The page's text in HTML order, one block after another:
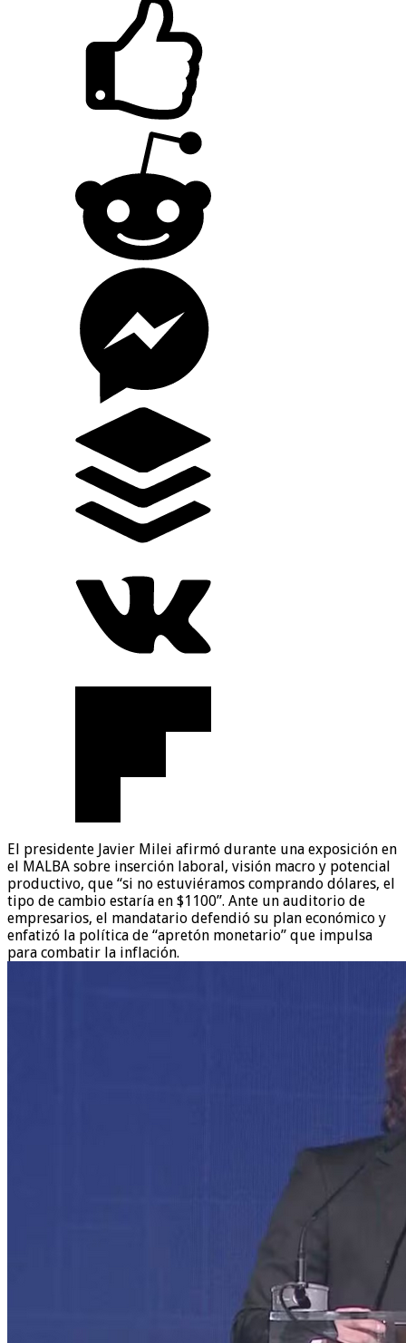
El presidente Javier Milei afirmó durante una exposición en
el MALBA sobre inserción laboral, visión macro y potencial
productivo, que “si no estuviéramos comprando dólares, el
tipo de cambio estaría en $1100”. Ante un auditorio de
empresarios, el mandatario defendió su plan económico y
enfatizó la política de “apretón monetario” que impulsa
para combatir la inflación.